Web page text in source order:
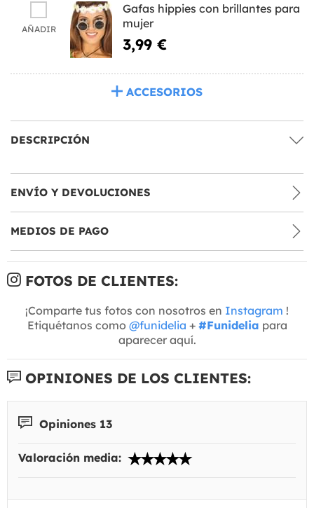
AÑADIR
Gafas hippies con brillantes para
mujer
3,99 €
ACCESORIOS
DESCRIPCIÓN
ENVÍO Y DEVOLUCIONES
MEDIOS DE PAGO
FOTOS DE CLIENTES:
¡Comparte tus fotos con nosotros en Instagram !
Etiquétanos como @funidelia + #Funidelia para
aparecer aquí.
OPINIONES DE LOS CLIENTES:
Opiniones 13
Valoración media: